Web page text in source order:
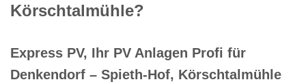
Körschtalmühle?
Express PV, Ihr PV Anlagen Profi für
Denkendorf – Spieth-Hof, Körschtalmühle